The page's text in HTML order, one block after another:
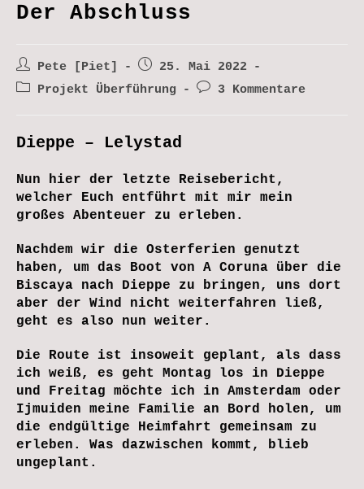
Der Abschluss
Beitrags-
Autor:
Pete [Piet]
Beitrag
veröffentlicht:
25. Mai 2022
Beitrags-
Projekt Überführung
Beitrags-
3 Kommentare
Dieppe – Lelystad
Nun hier der letzte Reisebericht,
welcher Euch entführt mit mir mein
großes Abenteuer zu erleben.
Nachdem wir die Osterferien genutzt
haben, um das Boot von A Coruna über die
Biscaya nach Dieppe zu bringen, uns dort
aber der Wind nicht weiterfahren ließ,
geht es also nun weiter.
Die Route ist insoweit geplant, als dass
ich weiß, es geht Montag los in Dieppe
und Freitag möchte ich in Amsterdam oder
Ijmuiden meine Familie an Bord holen, um
die endgültige Heimfahrt gemeinsam zu
erleben. Was dazwischen kommt, blieb
ungeplant.